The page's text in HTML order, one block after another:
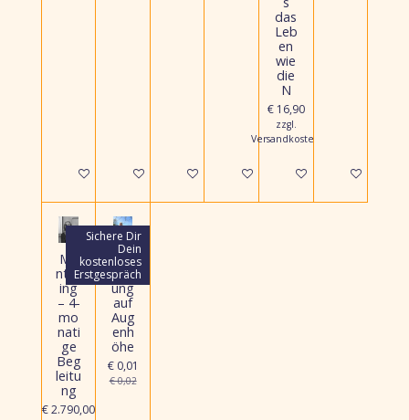
In den WarenkorbIn den WarenkorbIn den WarenkorbIn den Warenkorb
das
Leb
en
wie
die
N
€ 16,90
zzgl.
Versandkosten
In den Warenkorb
In den
Me
ntor
ing
– 4-
mo
nati
ge
Beg
leitu
ng
€ 2.790,00
Sichere Dir
Dein
kostenloses
Erstgespräch
Beg
egn
ung
auf
Aug
enh
öhe
€ 0,01
€ 0,02